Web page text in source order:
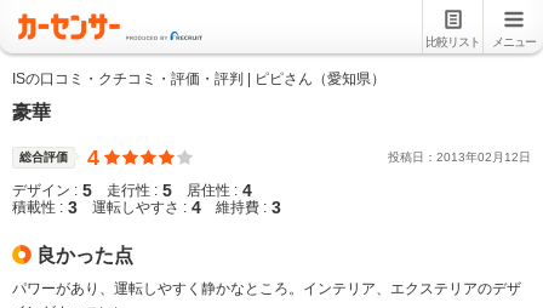
比較リスト メニュー
ISの口コミ・クチコミ・評価・評判 | ピピさん（愛知県）
豪華
総合評価 4 投稿日： 2013年02 月 12日
デザイン : 5 走行性 : 5 居住性 : 4
積載性 : 3 運転しやすさ : 4 維持費 : 3
良かった点
パワーがあり、運転しやすく静かなところ。インテリア、エクステリアのデザ